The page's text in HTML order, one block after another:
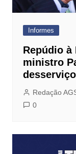
Informes
Repúdio à
ministro
Redação
0